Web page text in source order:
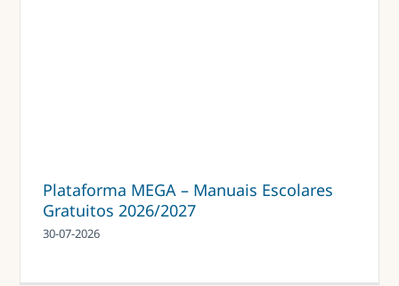
Plataforma MEGA – Manuais Escolares
Gratuitos 2026/2027
30-07-2026